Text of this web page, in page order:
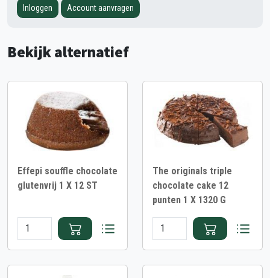
Inloggen Account aanvragen
Bekijk alternatief
Effepi souffle chocolate
glutenvrij 1 X 12 ST
The originals triple
chocolate cake 12
punten 1 X 1320 G